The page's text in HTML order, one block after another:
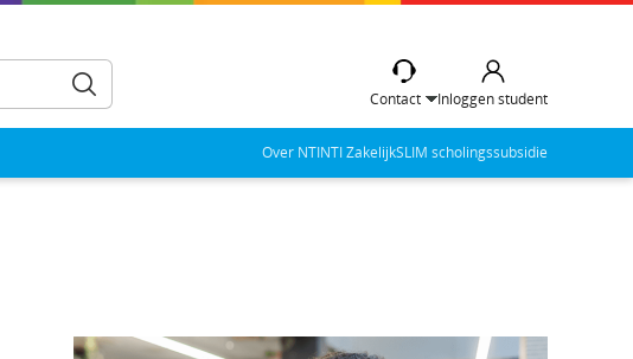
Contact Inloggen student
Over NTINTI ZakelijkSLIM scholingssubsidie